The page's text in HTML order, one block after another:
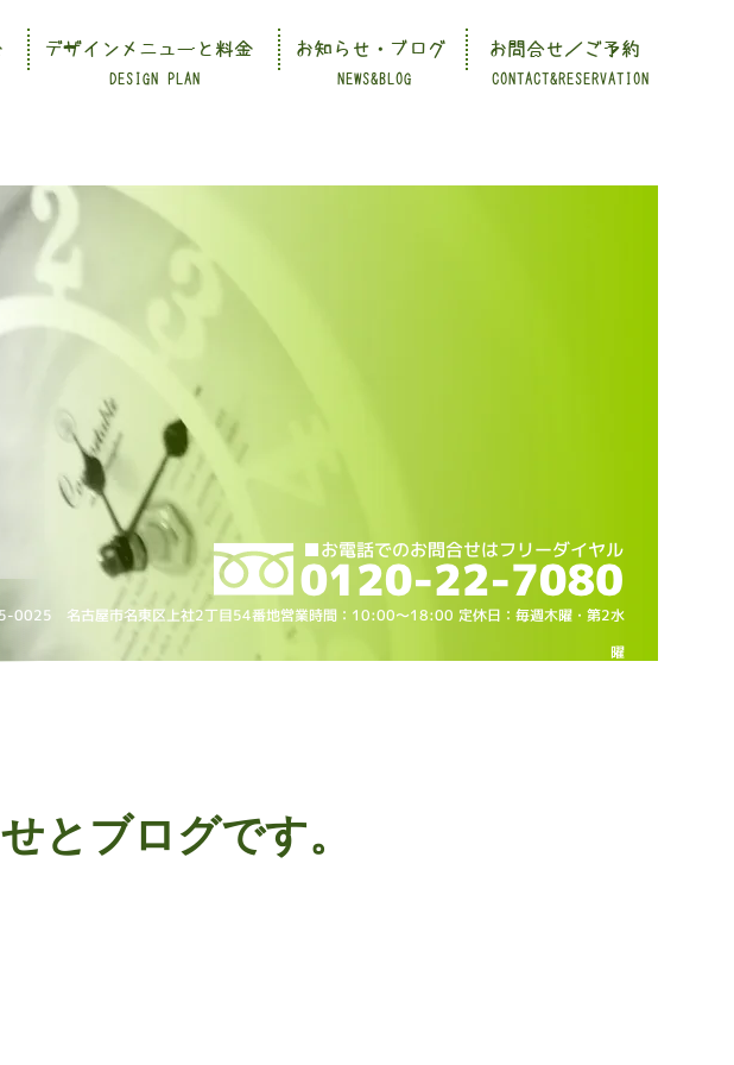
CONTACT&RESERVATION
DESIGN PLAN NEWS&BLOG
デザインメニューと料金 お知らせ・ブログ お問合せ／ご予約
0025 名古屋市名東区上社2丁目54番地営業時間：10:00～18:00 定休日：毎週木曜・第2水
曜
とブログです。